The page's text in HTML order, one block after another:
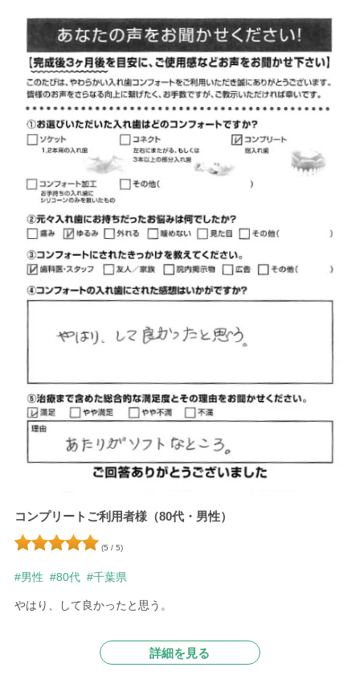
コンプリートご利用者様（80代・男性）
(5 / 5)
#男性 #80代 #千葉県
やはり、して良かったと思う。
詳細を見る